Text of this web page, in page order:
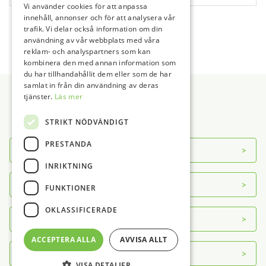
Mjukvara
Panoramaröntgen 2D
Panoramaröntgen 3D
Panorama Tillbehör
Sensor
Sensor Tillbehör
Diskdesinfektor Tillbehör
Instrumentskötsel
Instrumentskötsel Tillbehör
Foliesvets
Foliesvets Tillbehör
Ultraljudsbad
Ultraljudsbad Tillbehör
Top Dent
W&H
Defibrillator/Hjärtstartare
Kompositvärmare
Slipmaskin
Tandblekningslampa
Vacuumformare
1 2 … 20 →
Sidfot
Om DAB
Servicecenter
Kontakt
Mer info
Vi använder cookies för att anpassa
innehåll, annonser och för att analysera vår
trafik. Vi delar också information om din
användning av vår webbplats med våra
reklam- och analyspartners som kan
kombinera den med annan information som
du har tillhandahållit dem eller som de har
samlat in från din användning av deras
tjänster. Läs mer
STRIKT NÖDVÄNDIGT
PRESTANDA
INRIKTNING
FUNKTIONER
OKLASSIFICERADE
ACCEPTERA ALLA AVVISA ALLT